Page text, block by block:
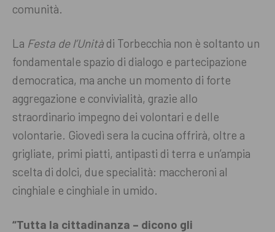
comunità.
La Festa de l’Unità di Torbecchia non è soltanto un
fondamentale spazio di dialogo e partecipazione
democratica, ma anche un momento di forte
aggregazione e convivialità, grazie allo
straordinario impegno dei volontari e delle
volontarie. Giovedì sera la cucina offrirà, oltre a
grigliate, primi piatti, antipasti di terra e un’ampia
scelta di dolci, due specialità: maccheroni al
cinghiale e cinghiale in umido.
“Tutta la cittadinanza – dicono gli